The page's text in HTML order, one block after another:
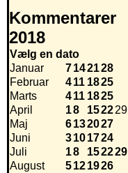
Kommentarer
2018
Vælg en dato
Januar
7142128
Februar
411 1825
Marts
411 1825
April
18 152229
Maj
6132027
Juni
3101724
Juli
18 152229
August
5121926